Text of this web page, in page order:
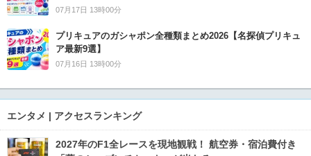
07月17日 13時00分
プリキュアのガシャポン全種類まとめ2026【名探偵プリキュ
ア最新9選】
07月16日 13時00分
エンタメ | アクセスランキング
2027年のF1全レースを現地観戦！ 航空券・宿泊費付き